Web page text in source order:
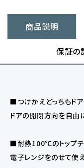
商品説明
保証の
■つけかえどっちもドア
ドアの開閉方向を自由
■耐熱100℃のトップテ
電子レンジをのせて使